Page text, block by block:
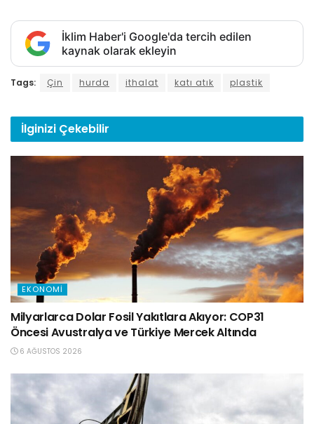
İklim Haber'i Google'da tercih edilen
kaynak olarak ekleyin
Tags: Çin hurda ithalat katı atık plastik
İlginizi Çekebilir
EKONOMI
Milyarlarca Dolar Fosil Yakıtlara Akıyor: COP31
Öncesi Avustralya ve Türkiye Mercek Altında
6 AĞUSTOS 2026